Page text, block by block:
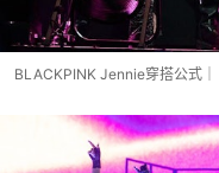
BLACKPINK Jennie穿搭公式